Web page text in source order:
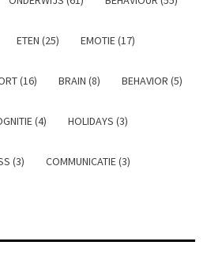
ETEN (25) EMOTIE (17)
(16) BRAIN (8) BEHAVIOR (5)
(4) HOLIDAYS (3)
(3) COMMUNICATIE (3)